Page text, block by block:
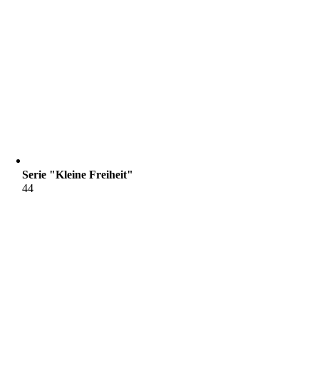
Serie "Kleine Freiheit"
44